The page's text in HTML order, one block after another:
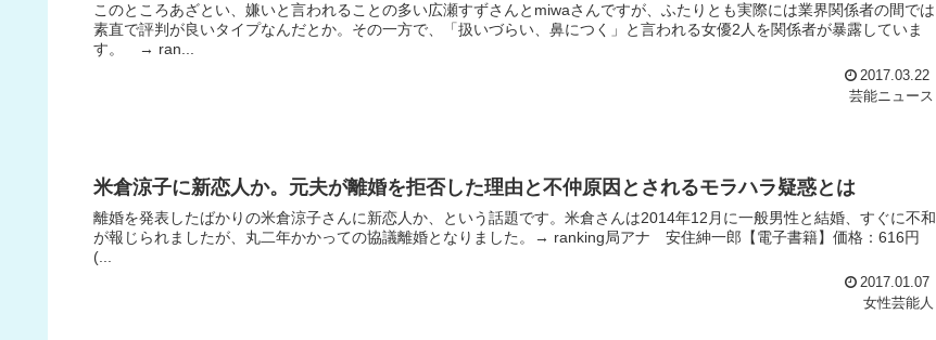
このところあざとい、嫌いと言われることの多い広瀬すずさんとmiwaさんですが、ふたりとも実際には業界関係者の間では
素直で評判が良いタイプなんだとか。その一方で、「扱いづらい、鼻につく」と言われる女優2人を関係者が暴露していま
す。 → ran...
2017.03.22
芸能ニュース
米倉涼子に新恋人か。元夫が離婚を拒否した理由と不仲原因とされるモラハラ疑惑とは
離婚を発表したばかりの米倉涼子さんに新恋人か、という話題です。米倉さんは2014年12月に一般男性と結婚、すぐに不和
が報じられましたが、丸二年かかっての協議離婚となりました。→ ranking局アナ 安住紳一郎【電子書籍】価格：616円
(...
2017.01.07
女性芸能人